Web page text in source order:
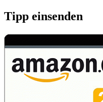
Tipp einsenden